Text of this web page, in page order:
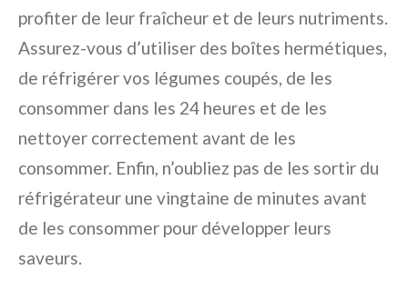
profiter de leur fraîcheur et de leurs nutriments.
Assurez-vous d’utiliser des boîtes hermétiques,
de réfrigérer vos légumes coupés, de les
consommer dans les 24 heures et de les
nettoyer correctement avant de les
consommer. Enfin, n’oubliez pas de les sortir du
réfrigérateur une vingtaine de minutes avant
de les consommer pour développer leurs
saveurs.